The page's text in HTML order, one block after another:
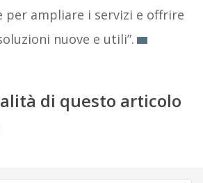
per ampliare i servizi e offrire
nuove e utili”.
di questo articolo